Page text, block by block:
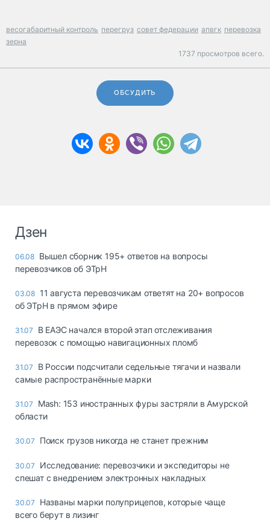
весогабаритный контроль перегруз совет федерации апвгк перевозка
зерна
1737 просмотров всего.
ОБСУДИТЬ
Дзен
06.08 Вышел сборник 195+ ответов на вопросы
перевозчиков об ЭТрН
03.08 11 августа перевозчикам ответят на 20+ вопросов
об ЭТрН в прямом эфире
31.07
В ЕАЭС начался второй этап отслеживания
перевозок с помощью навигационных пломб
31.07
В России подсчитали седельные тягачи и назвали
самые распространённые марки
31.07
Mash: 153 иностранных фуры застряли в Амурской
области
30.07 Поиск грузов никогда не станет прежним
30.07
Исследование: перевозчики и экспедиторы не
спешат с внедрением электронных накладных
30.07
Названы марки полуприцепов, которые чаще
всего берут в лизинг